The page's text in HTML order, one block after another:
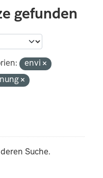
gefunden
envi
Suche.